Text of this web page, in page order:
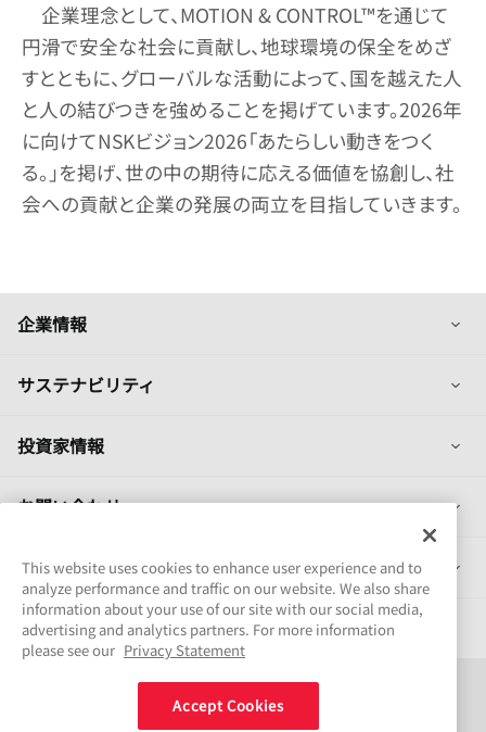
企業理念として、MOTION & CONTROL™を通じて
円滑で安全な社会に貢献し、地球環境の保全をめざ
すとともに、グローバルな活動によって、国を越えた人
と人の結びつきを強めることを掲げています。2026年
に向けてNSKビジョン2026「あたらしい動きをつく
る。」を掲げ、世の中の期待に応える価値を協創し、社
会への貢献と企業の発展の両立を目指していきます。
企業情報 列
サステナビリティ 列
投資家情報 列
お問い合わせ 列
製品情報 列
採用情報
This website uses cookies to enhance user experience and to
analyze performance and traffic on our website. We also share
information about your use of our site with our social media,
advertising and analytics partners. For more information
please see our Privacy Statement
Accept Cookies